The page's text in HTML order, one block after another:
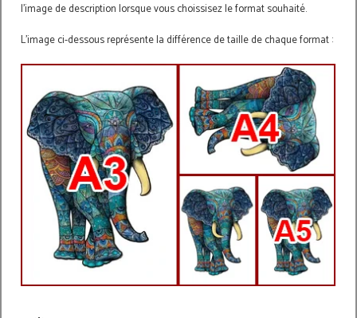
l'image de description lorsque vous choissisez le format souhaité.
L'image ci-dessous représente la différence de taille de chaque format :